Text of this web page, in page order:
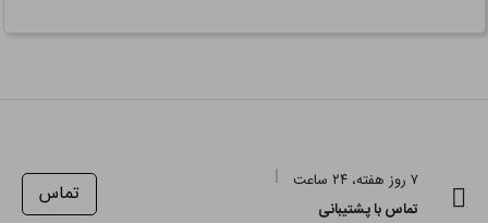
۷ روز هفته، ۲۴ ساعت
تماس با پشتیبانی
تماس